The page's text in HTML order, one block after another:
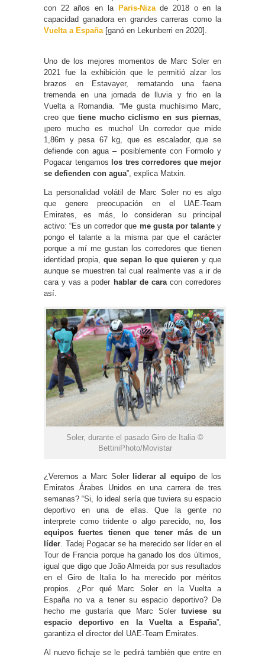
con 22 años en la Paris-Nizade 2018 o en la
capacidad ganadora en grandes carreras como la
Vuelta a España [ganó en Lekunberri en 2020].
Uno de los mejores momentos de Marc Soler en
2021 fue la exhibición que le permitió alzar los
brazos en Estavayer, rematando una faena
tremenda en una jornada de lluvia y frio en la
Vuelta a Romandia. “Me gusta muchísimo Marc,
creo que tiene mucho ciclismo en sus piernas
¡pero mucho es mucho! Un corredor que mide
1,86m y pesa 67 kg, que es escalador, que se
defiende con agua – posiblemente con Formolo y
Pogacar tengamos los tres corredores que mejor
se defienden con agua”, explica Matxin.
La personalidad volátil de Marc Soler no es algo
que genere preocupación en el UAE-Team
Emirates, es más, lo consideran su principal
activo: “Es un corredor que me gusta por talantey
pongo el talante a la misma par que el carácter
porque a mí me gustan los corredores que tienen
identidad propia, que sepan lo que quieren y que
aunque se muestren tal cual realmente vas a ir de
cara y vas a poder hablar de caracon corredores
así.
Soler, durante el pasado Giro de Italia ©
BettiniPhoto/Movistar
¿Veremos a Marc Soler liderar al equipode los
Emiratos Árabes Unidos en una carrera de tres
semanas? “Si, lo ideal sería que tuviera su espacio
deportivo en una de ellas. Que la gente no
interprete como tridente o algo parecido, no,
los
equipos fuertes tienen que tener más de un
líder. Tadej Pogacar se ha merecido ser líder en el
Tour de Francia porque ha ganado los dos últimos,
igual que digo que João Almeida por sus resultados
en el Giro de Italia lo ha merecido por méritos
propios. ¿Por qué Marc Soler en la Vuelta a
España no va a tener su espacio deportivo? De
hecho me gustaría que Marc Solertuviese su
espacio deportivo en la Vuelta a España”,
garantiza el director del UAE-Team Emirates.
Al nuevo fichaje se le pedirá también que entre en